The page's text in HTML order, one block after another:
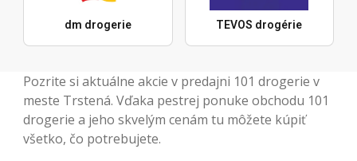
dm drogerie TEVOS drogérie
Pozrite si aktuálne akcie v predajni 101 drogerie v
meste Trstená. Vďaka pestrej ponuke obchodu 101
drogerie a jeho skvelým cenám tu môžete kúpiť
všetko, čo potrebujete.